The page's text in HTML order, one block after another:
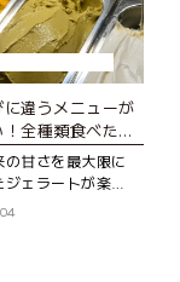
違うメニューが
全種類食べたく
ジェラート
の甘さを最大限に
ェラートが楽し
Gelato９．（ジェ
「手軽に、本当